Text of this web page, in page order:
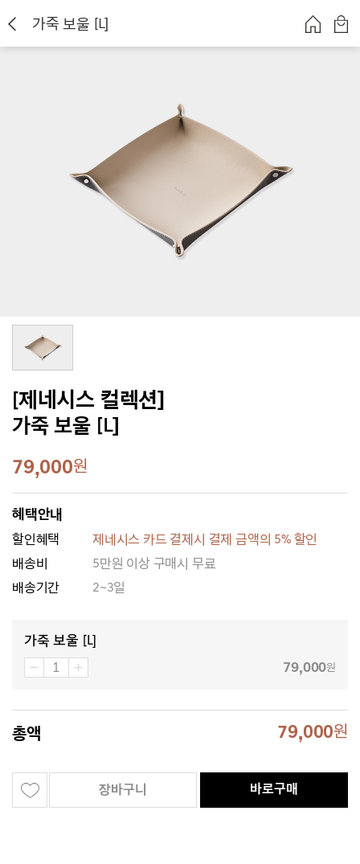
가죽 보울 [L]
[제네시스 컬렉션]
가죽 보울 [L]
79,000원
혜택안내
할인혜택
제네시스 카드 결제시 결제 금액의 5% 할인
배송비
5만원 이상 구매시 무료
배송기간
2~3일
가죽 보울 [L]
79,000원
총액 79,000원
장바구니 바로구매